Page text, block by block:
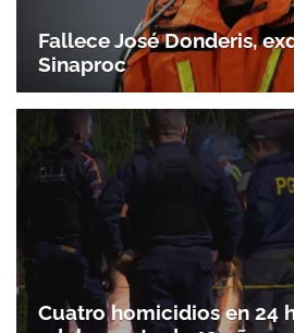
Fallece José Donderis,
Sinaproc
Cuatro homicidios en 24